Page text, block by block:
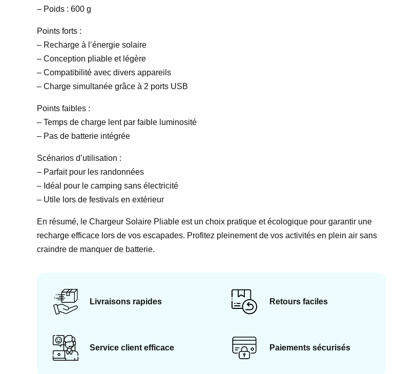
– Poids : 600 g
Points forts :
– Recharge à l’énergie solaire
– Conception pliable et légère
– Compatibilité avec divers appareils
– Charge simultanée grâce à 2 ports USB
Points faibles :
– Temps de charge lent par faible luminosité
– Pas de batterie intégrée
Scénarios d’utilisation :
– Parfait pour les randonnées
– Idéal pour le camping sans électricité
– Utile lors de festivals en extérieur
En résumé, le Chargeur Solaire Pliable est un choix pratique et écologique pour garantir une
recharge efficace lors de vos escapades. Profitez pleinement de vos activités en plein air sans
craindre de manquer de batterie.
Livraisons rapides Retours faciles
Service client efficace Paiements sécurisés